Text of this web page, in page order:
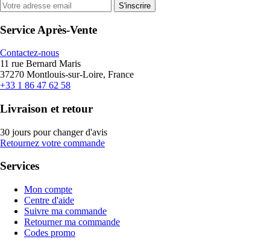
S'inscrire
Service Après-Vente
Contactez-nous
11 rue Bernard Maris
37270 Montlouis-sur-Loire, France
+33 1 86 47 62 58
Livraison et retour
30 jours pour changer d'avis
Retournez votre commande
Services
Mon compte
Centre d'aide
Suivre ma commande
Retourner ma commande
Codes promo